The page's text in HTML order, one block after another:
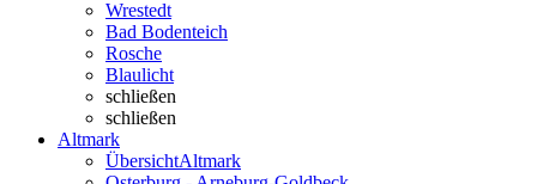
Wrestedt
Bad Bodenteich
Rosche
Blaulicht
schließen
schließen
Altmark
ÜbersichtAltmark